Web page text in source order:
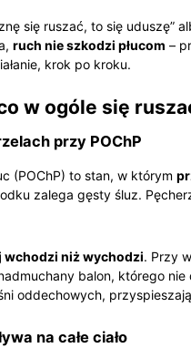
się ruszać, to się uduszę”
ruch nie szkodzi płucom –
krok po kroku.
w ogóle się
przy POChP
(POChP) to stan, w którym
zalega gęsty śluz.
wchodzi niż wychodzi. Przy
nadmuchany balon, którego
oddechowych,
na całe ciało